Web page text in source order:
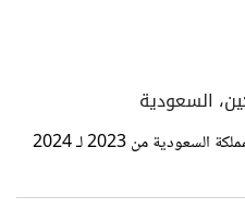
السعودية
من 2023 لـ 2024